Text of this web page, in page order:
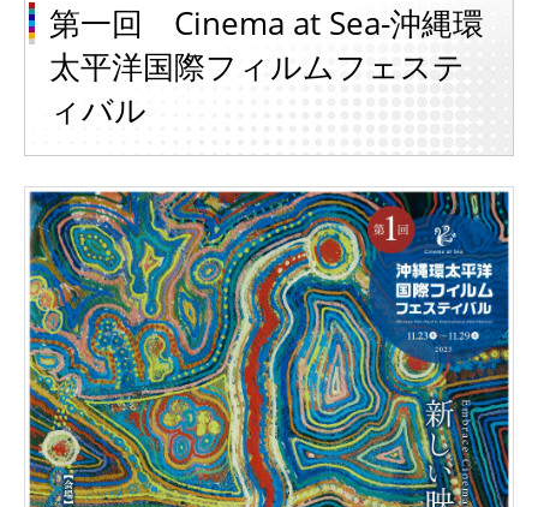
第一回 Cinema at Sea-沖縄環
太平洋国際フィルムフェステ
ィバル